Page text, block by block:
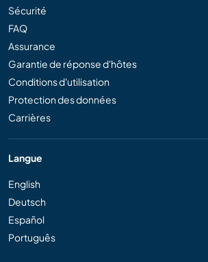
Sécurité
FAQ
Assurance
Garantie de réponse d'hôtes
Conditions d'utilisation
Protection des données
Carrières
Langue
English
Deutsch
Español
Português